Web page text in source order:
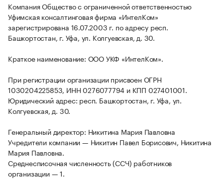
Компания Общество с ограниченной ответственностью
Уфимская консалтинговая фирма «ИнтелКом»
зарегистрирована 16.07.2003 г. по адресу респ.
Башкортостан, г. Уфа, ул. Колгуевская, д. 30.
Краткое наименование: ООО УКФ «ИнтелКом».
При регистрации организации присвоен ОГРН
1030204225853, ИНН 0276077794 и КПП 027401001.
Юридический адрес: респ. Башкортостан, г. Уфа, ул.
Колгуевская, д. 30.
Генеральный директор: Никитина Мария Павловна
Учредители компании — Никитин Павел Борисович, Никитина
Мария Павловна.
Среднесписочная численность (ССЧ) работников
организации — 1.